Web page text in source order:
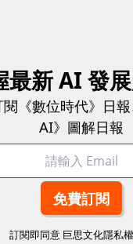
爆爭議的變化發生
後會改以性能較差
捉摸的token用量
使用者將會收到
最新 AI 發展
閱《數位時代》日
AI》圖解日報
訂閱即同意 巨思文化隱私